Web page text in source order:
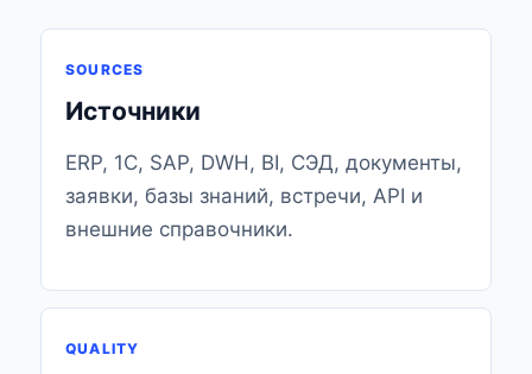
SOURCES
Источники
ERP, 1С, SAP, DWH, BI, СЭД, документы,
заявки, базы знаний, встречи, API и
внешние справочники.
QUALITY